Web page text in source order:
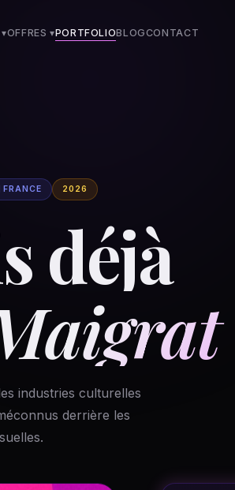
OFFRES▾PORTFOLIOBLOGCONTACT
2026
déjà
industries culturelles
derrière les